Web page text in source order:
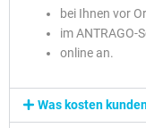
bei Ihnen vor
im ANTRAGO-
online an.
Was kosten